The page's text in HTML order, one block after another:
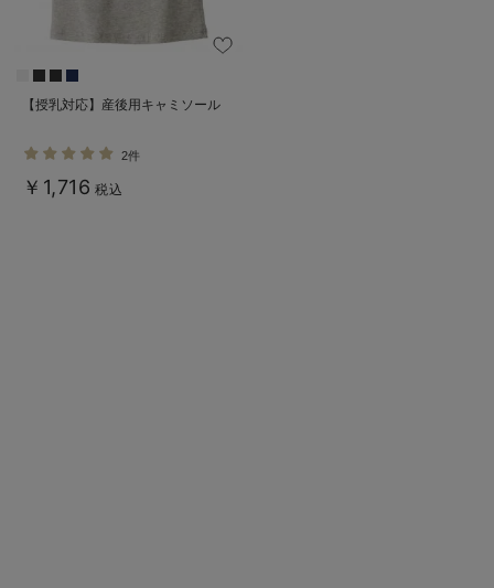
【授乳対応】産後用キャミソール
2件
￥1,716 税込